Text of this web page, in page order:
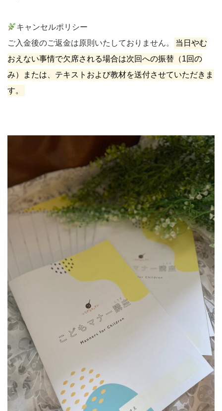
キャンセルポリシー
ご入金後のご返金は原則いたしておりません。
当日やむ
おえない事情で欠席される場合は次回への振替（1回の
み）または、テキストおよび教材を送付させていただきま
す。